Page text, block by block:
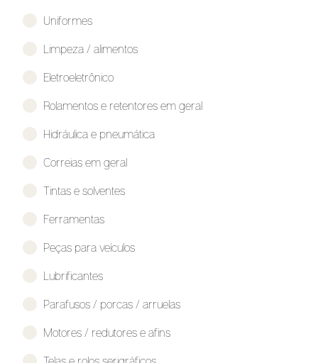
Uniformes
Limpeza / alimentos
Eletroeletrônico
Rolamentos e retentores em geral
Hidráulica e pneumática
Correias em geral
Tintas e solventes
Ferramentas
Peças para veículos
Lubrificantes
Parafusos / porcas / arruelas
Motores / redutores e afins